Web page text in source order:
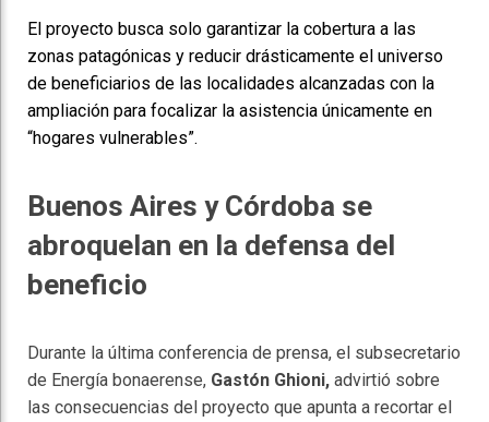
El proyecto busca solo garantizar la cobertura a las
zonas patagónicas y reducir drásticamente el universo
de beneficiarios de las localidades alcanzadas con la
ampliación para focalizar la asistencia únicamente en
“hogares vulnerables”.
Buenos Aires y Córdoba se
abroquelan en la defensa del
beneficio
Durante la última conferencia de prensa, el subsecretario
de Energía bonaerense, Gastón Ghioni, advirtió sobre
las consecuencias del proyecto que apunta a recortar el